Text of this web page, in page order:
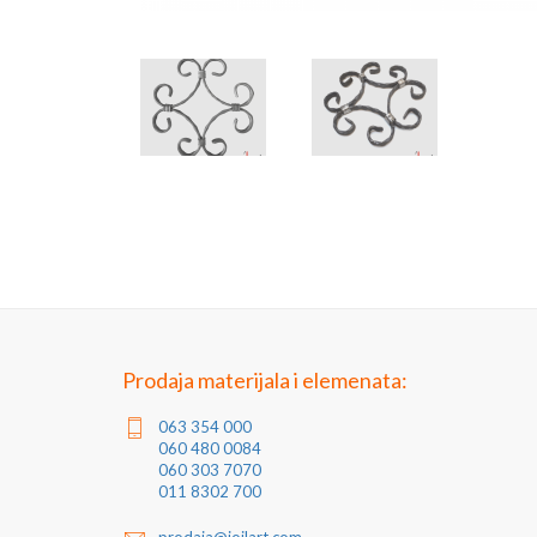
Prodaja materijala i elemenata:
063 354 000
060 480 0084
060 303 7070
011 8302 700